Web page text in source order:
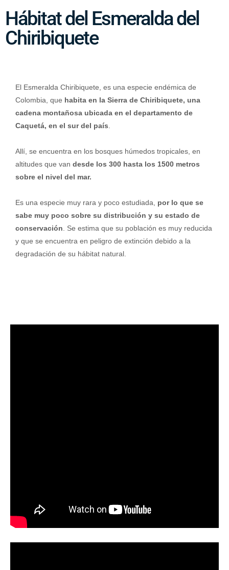
Hábitat del Esmeralda del
Chiribiquete
El Esmeralda Chiribiquete, es una especie endémica de
Colombia, que habita en la Sierra de Chiribiquete, una
cadena montañosa ubicada en el departamento de
Caquetá, en el sur del país
Allí, se encuentra en los bosques húmedos tropicales, en
altitudes que van desde los 300 hasta los 1500 metros
sobre el nivel del mar.
Es una especie muy rara y poco estudiada, por lo que se
sabe muy poco sobre su distribución y su estado de
conservación . Se estima que su población es muy reducida
y que se encuentra en peligro de extinción debido a la
degradación de su hábitat natural.